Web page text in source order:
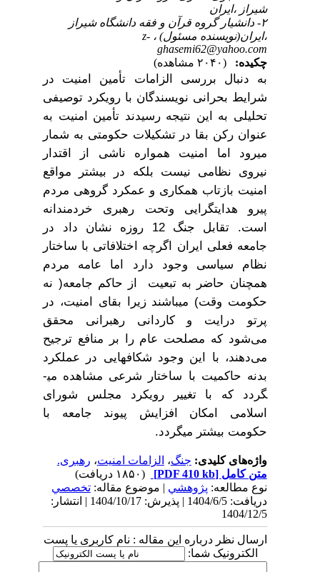
شیراز ،ایران
۲- دانشیار گروه قرآن و فقه دانشگاه شیراز
،ایران(نویسنده مسئول) ، z-
ghasemi62@yahoo.com
چکیده:
به دنبال بررسی الزامات تأمین امنیت در
شرایط بحرانی نویسندگان با رویکرد توصیفی
تحلیلی به این نتیجه رسیدند تأمین امنیت به
عنوان رکن بقا در تشکیلات حکومتی به شمار
می­رود اما امنیت همواره ناشی از اقتدار
نیروی نظامی نیست بلکه در بیشتر مواقع
امنیت بازتاب همکاری و عمکرد گروهی مردم
پیرو هدایت­گرایی وتحت رهبری خردمندانه
است. تقابل جنگ 12
روزه نشان داد در
جامعه فعلی ایران اگرچه اختلافاتی با ساختار
نظام سیاسی وجود دارد اما عامه مردم
همچنان حاضر به تبعیت از حاکم جامعه(نه
حکومت وقت)می­باشند زیرا بقای امنیت، در
پرتو درایت و کاردانی رهبرانی محقق
می‌شود که مصلحت عام را بر منافع ترجیح
می‌دهند، با این وجود شکاف­هایی در عملکرد
بدنه حاکمیت با ساختار شرعی مشاهده می­
گردد که با تغییر رویکرد مجلس شورای
اسلامی امکان افزایش پیوند جامعه با
حکومت بیشتر می­گردد.
واژه‌های کلیدی:جنگ،الزامات امنیت،رهبری.
متن کامل[PDF 410 kb]
نوع مطالعه:پژوهشي| موضوع مقاله:تخصصي
دریافت: 1404/6/5 | پذیرش: 1404/10/17 | انتشار:
1404/12/5
ارسال نظر درباره این مقاله : نام کاربری یا پست
الکترونیک شما: